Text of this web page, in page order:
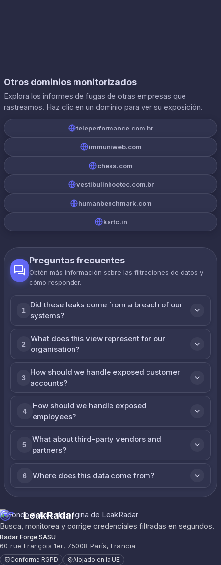
Otros dominios monitorizados
Explora los informes de fugas de otras empresas que
rastreamos. Haz clic en un dominio para ver su exposición.
teleperformance.com.br
immuniweb.com
chess.com
vestibulinhoetec.com.br
humanbenchmark.com
ksrtc.in
Preguntas frecuentes
Obtén más información sobre las filtraciones de datos y
cómo responder.
1
Did these leaks come from a breach of our
systems?
2
What does this view represent for our
organisation?
3
How should we handle exposed customer
accounts?
4
How should we handle exposed
employees?
5
What about third-party vendors and
partners?
6 Where does this data come from?
LeakRadar
Busca, monitorea y corrige credenciales filtradas en segundos.
Radar Forge SASU
60 rue François 1er, 75008 París, Francia
Conforme RGPD Alojado en la UE